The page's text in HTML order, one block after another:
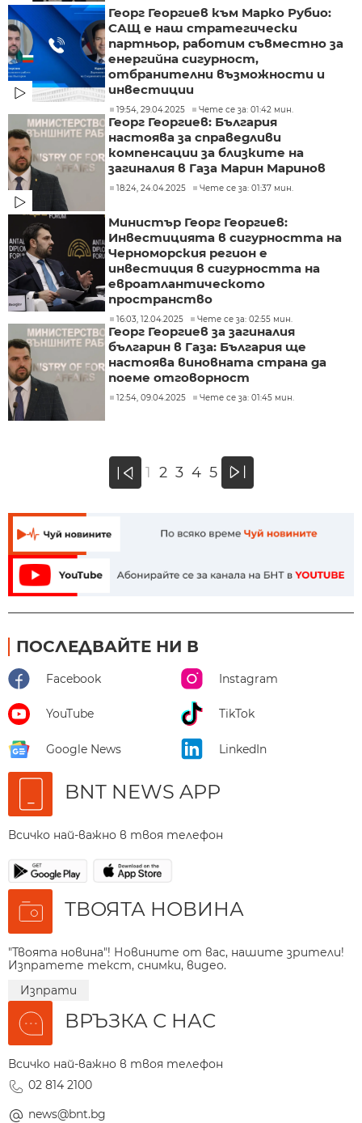
Георг Георгиев към Марко Рубио:
САЩ е наш стратегически
партньор, работим съвместно за
енергийна сигурност,
отбранителни възможности и
инвестиции
19:54, 29.04.2025 Чете се за: 01:42 мин.
Георг Георгиев: България
настоява за справедливи
компенсации за близките на
загиналия в Газа Марин Маринов
18:24, 24.04.2025 Чете се за: 01:37 мин.
Министър Георг Георгиев:
Инвестицията в сигурността на
Черноморския регион е
инвестиция в сигурността на
евроатлантическото
пространство
16:03, 12.04.2025 Чете се за: 02:55 мин.
Георг Георгиев за загиналия
българин в Газа: България ще
настоява виновната страна да
поеме отговорност
12:54, 09.04.2025 Чете се за: 01:45 мин.
« 1 2 3 4 5 »
ПОСЛЕДВАЙТЕ НИ В
Facebook Instagram
YouTube TikTok
Google News LinkedIn
BNT NEWS APP
Всичко най-важно в твоя телефон
ТВОЯТА НОВИНА
"Твоята новина"! Новините от вас, нашите зрители!
Изпратете текст, снимки, видео.
Изпрати
ВРЪЗКА С НАС
Всичко най-важно в твоя телефон
02 814 2100
news@bnt.bg